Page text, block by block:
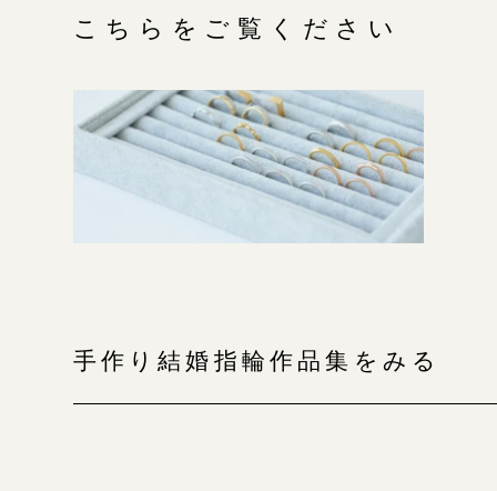
こちらをご覧ください
手作り結婚指輪作品集をみる